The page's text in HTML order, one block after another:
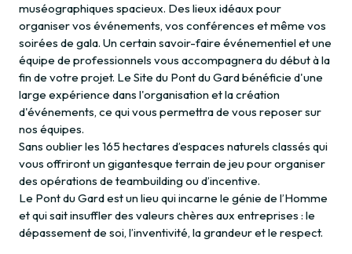
muséographiques spacieux. Des lieux idéaux pour
organiser vos événements, vos conférences et même vos
soirées de gala. Un certain savoir-faire événementiel et une
équipe de professionnels vous accompagnera du début à la
fin de votre projet. Le Site du Pont du Gard bénéficie d'une
large expérience dans l'organisation et la création
d'événements, ce qui vous permettra de vous reposer sur
nos équipes.
Sans oublier les 165 hectares d’espaces naturels classés qui
vous offriront un gigantesque terrain de jeu pour organiser
des opérations de teambuilding ou d’incentive.
Le Pont du Gard est un lieu qui incarne le génie de l’Homme
et qui sait insuffler des valeurs chères aux entreprises : le
dépassement de soi, l’inventivité, la grandeur et le respect.